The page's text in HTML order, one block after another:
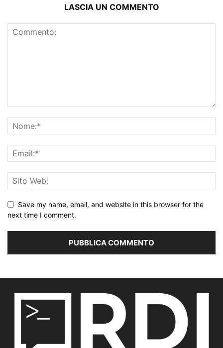
LASCIA UN COMMENTO
Save my name, email, and website in this browser for the
next time I comment.